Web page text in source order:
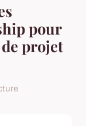
pour
projet